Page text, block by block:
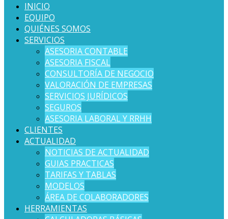
INICIO
EQUIPO
QUIÉNES SOMOS
SERVICIOS
ASESORIA CONTABLE
ASESORIA FISCAL
CONSULTORÍA DE NEGOCIO
VALORACIÓN DE EMPRESAS
SERVICIOS JURÍDICOS
SEGUROS
ASESORIA LABORAL Y RRHH
CLIENTES
ACTUALIDAD
NOTICIAS DE ACTUALIDAD
GUIAS PRACTICAS
TARIFAS Y TABLAS
MODELOS
ÁREA DE COLABORADORES
HERRAMIENTAS